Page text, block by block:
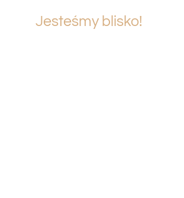
Jesteśmy blisko!